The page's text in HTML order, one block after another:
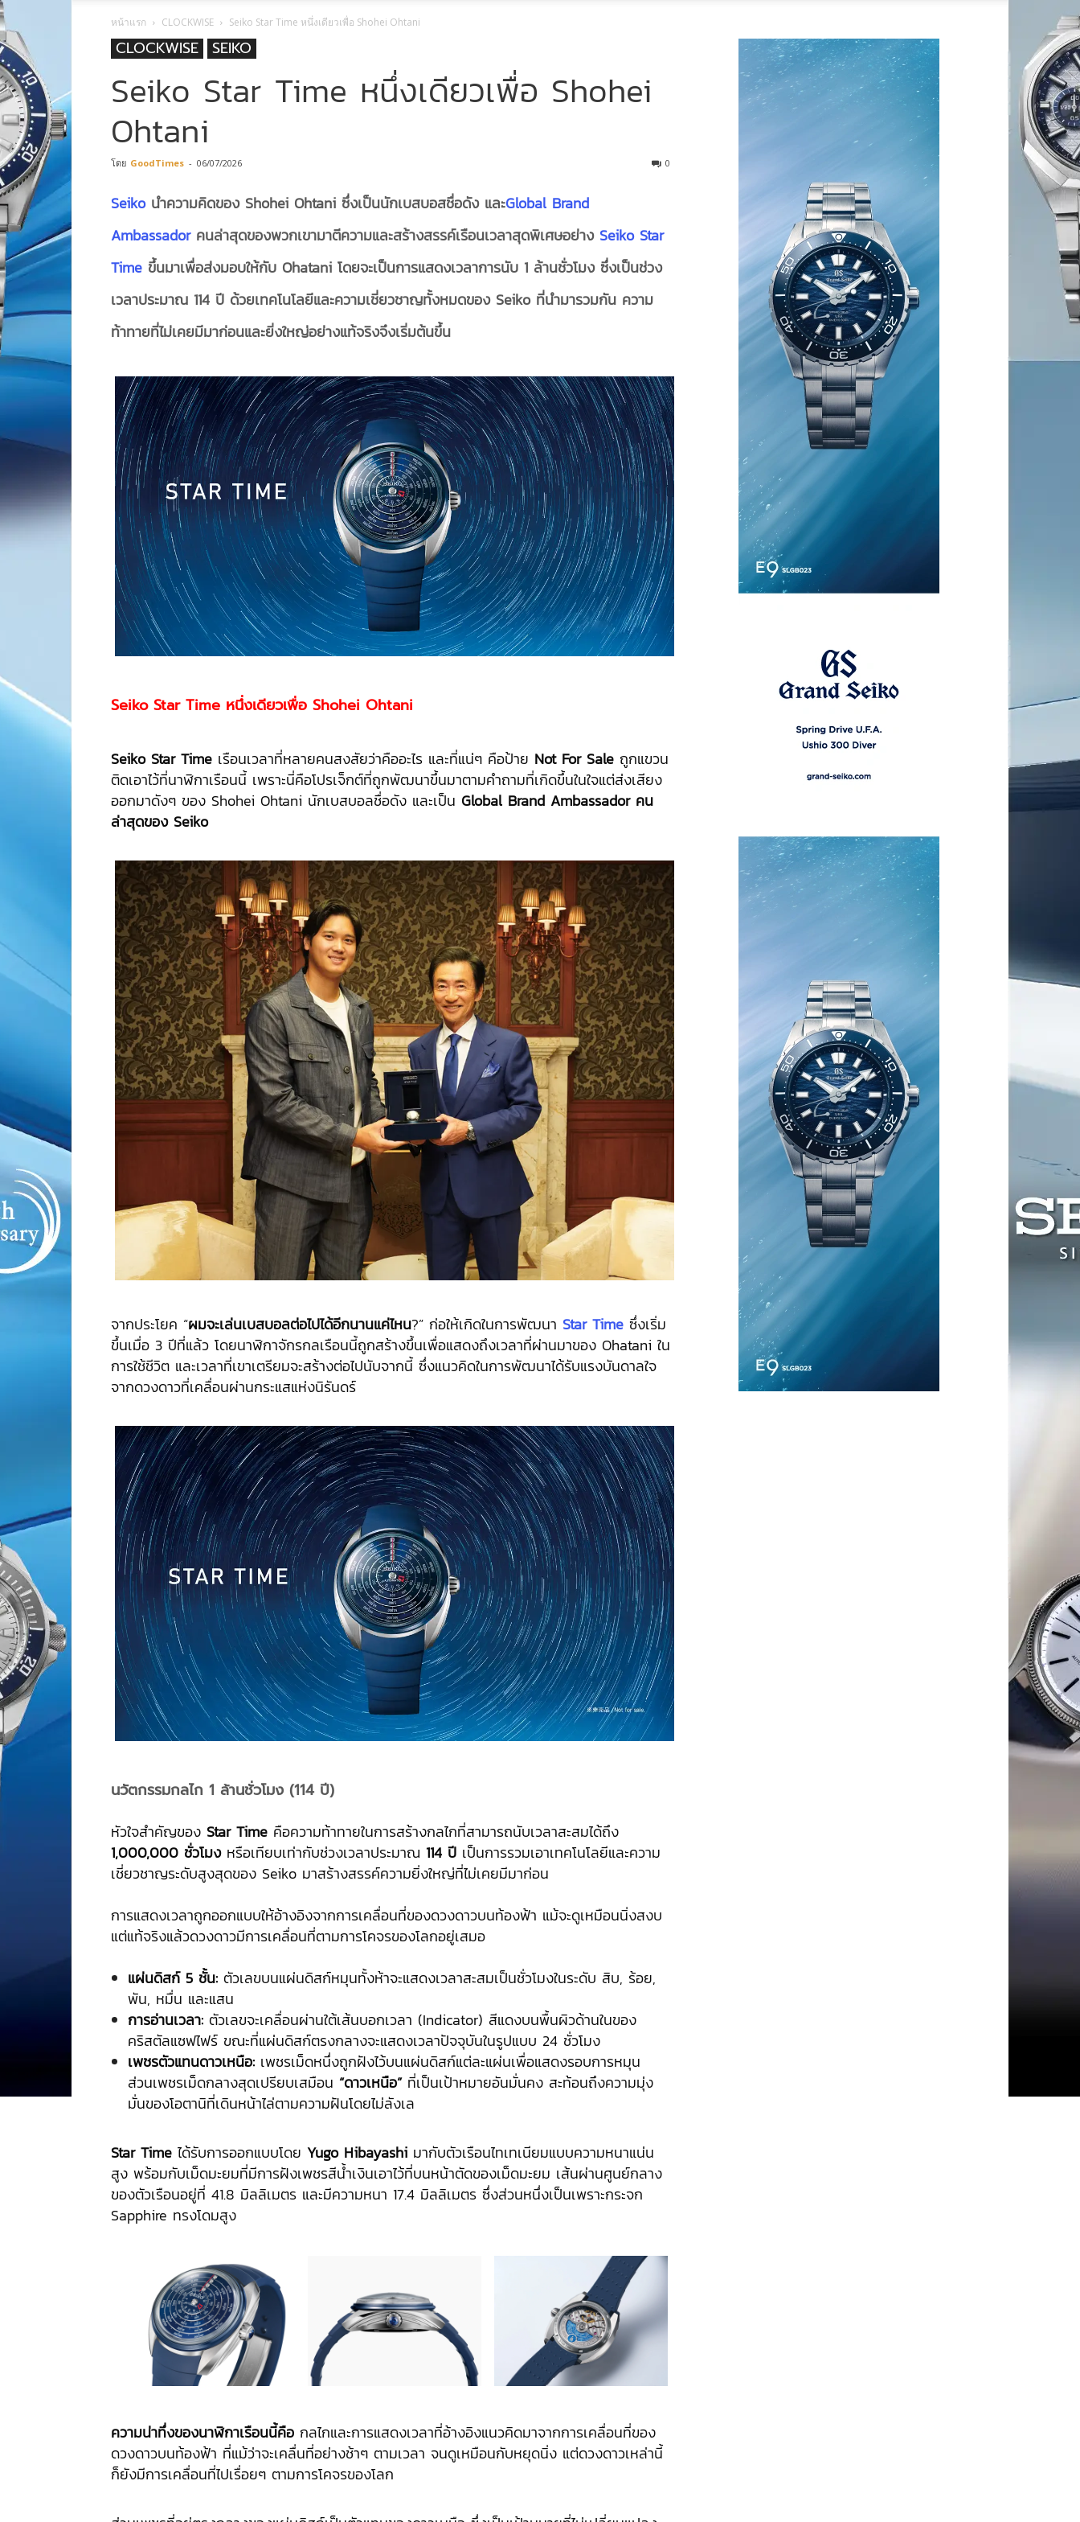
หน้าแรก CLOCKWISE Seiko Star Time หนึ่งเดียวเพื่อ Shohei Ohtani
CLOCKWISE SEIKO
Seiko Star Time หนึ่งเดียวเพื่อ Shohei
Ohtani
โดย GoodTimes - 06/07/2026 0
Seikoนำความคิดของ Shohei Ohtani ซึ่งเป็นนักเบสบอสชื่อดัง และGlobal Brand
Ambassadorคนล่าสุดของพวกเขามาตีความและสร้างสรรค์เรือนเวลาสุดพิเศษอย่าง Seiko Star.
Time ขึ้นมาเพื่อส่งมอบให้กับ Ohatani โดยจะเป็นการแสดงเวลาการนับ 1 ล้านชั่วโมง ซึ่งเป็นช่วง
เวลาประมาณ 114 ปี ด้วยเทคโนโลยีและความเชี่ยวชาญทั้งหมดของ Seiko ที่นำมารวมกัน ความ
ท้าทายที่ไม่เคยมีมาก่อนและยิ่งใหญ่อย่างแท้จริงจึงเริ่มต้นขึ้น
Seiko Star Time หนึ่งเดียวเพื่อ Shohei Ohtani
Seiko Star Time เรือนเวลาที่หลายคนสงสัยว่าคืออะไร และที่แน่ๆ คือป้าย Not For Sale ถูกแขวน
ติดเอาไว้ที่นาฬิกาเรือนนี้ เพราะนี่คือโปรเจ็กต์ที่ถูกพัฒนาขึ้นมาตามคำถามที่เกิดขึ้นในใจแต่ส่งเสียง
ออกมาดังๆ ของ Shohei Ohtani นักเบสบอลชื่อดัง และเป็น Global Brand Ambassador คน
ล่าสุดของ Seiko
จากประโยค “ผมจะเล่นเบสบอลต่อไปได้อีกนานแค่ไหน?” ก่อให้เกิดในการพัฒนา Star Time ซึ่งเริ่ม
ขึ้นเมื่อ 3 ปีที่แล้ว โดยนาฬิกาจักรกลเรือนนี้ถูกสร้างขึ้นเพื่อแสดงถึงเวลาที่ผ่านมาของ Ohatani ใน
การใช้ชีวิต และเวลาที่เขาเตรียมจะสร้างต่อไปนับจากนี้ ซึ่งแนวคิดในการพัฒนาได้รับแรงบันดาลใจ
จากดวงดาวที่เคลื่อนผ่านกระแสแห่งนิรันดร์
นวัตกรรมกลไก 1 ล้านชั่วโมง (114 ปี)
หัวใจสำคัญของ Star Time คือความท้าทายในการสร้างกลไกที่สามารถนับเวลาสะสมได้ถึง
1,000,000 ชั่วโมงหรือเทียบเท่ากับช่วงเวลาประมาณ 114 ปี เป็นการรวมเอาเทคโนโลยีและความ
เชี่ยวชาญระดับสูงสุดของ Seiko มาสร้างสรรค์ความยิ่งใหญ่ที่ไม่เคยมีมาก่อน
การแสดงเวลาถูกออกแบบให้อ้างอิงจากการเคลื่อนที่ของดวงดาวบนท้องฟ้า แม้จะดูเหมือนนิ่งสงบ
แต่แท้จริงแล้วดวงดาวมีการเคลื่อนที่ตามการโคจรของโลกอยู่เสมอ
แผ่นดิสก์ 5 ชั้น: ตัวเลขบนแผ่นดิสก์หมุนทั้งห้าจะแสดงเวลาสะสมเป็นชั่วโมงในระดับ สิบ, ร้อย,
พัน, หมื่น และแสน
การอ่านเวลา: ตัวเลขจะเคลื่อนผ่านใต้เส้นบอกเวลา (Indicator) สีแดงบนพื้นผิวด้านในของ
คริสตัลแซฟไฟร์ ขณะที่แผ่นดิสก์ตรงกลางจะแสดงเวลาปัจจุบันในรูปแบบ 24 ชั่วโมง
เพชรตัวแทนดาวเหนือ: เพชรเม็ดหนึ่งถูกฝังไว้บนแผ่นดิสก์แต่ละแผ่นเพื่อแสดงรอบการหมุน
ส่วนเพชรเม็ดกลางสุดเปรียบเสมือน “ดาวเหนือ”ที่เป็นเป้าหมายอันมั่นคง สะท้อนถึงความมุ่ง
มั่นของโอตานิที่เดินหน้าไล่ตามความฝันโดยไม่ลังเล
Star Time ได้รับการออกแบบโดย Yugo Hibayashi มากับตัวเรือนไทเทเนียมแบบความหนาแน่น
สูง พร้อมกับเม็ดมะยมที่มีการฝังเพชรสีน้ำเงินเอาไว้ที่บนหน้าตัดของเม็ดมะยม เส้นผ่านศูนย์กลาง
ของตัวเรือนอยู่ที่ 41.8 มิลลิเมตร และมีความหนา 17.4 มิลลิเมตร ซึ่งส่วนหนึ่งเป็นเพราะกระจก
Sapphire ทรงโดมสูง
ความน่าทึ่งของนาฬิกาเรือนนี้คือ กลไกและการแสดงเวลาที่อ้างอิงแนวคิดมาจากการเคลื่อนที่ของ
ดวงดาวบนท้องฟ้า ที่แม้ว่าจะเคลื่นที่อย่างช้าๆ ตามเวลา จนดูเหมือนกับหยุดนิ่ง แต่ดวงดาวเหล่านี้
ก็ยังมีการเคลื่อนที่ไปเรื่อยๆ ตามการโคจรของโลก